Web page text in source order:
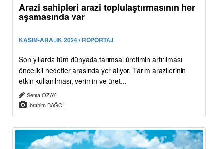
Arazi sahipleri arazi toplulaştırmasının her
aşamasında var
KASIM-ARALIK 2024 / RÖPORTAJ
Son yıllarda tüm dünyada tarımsal üretimin artırılması
öncelikli hedefler arasında yer alıyor. Tarım arazilerinin
etkin kullanılması, verimin ve üret...
Sema ÖZAY
İbrahim BAĞCI